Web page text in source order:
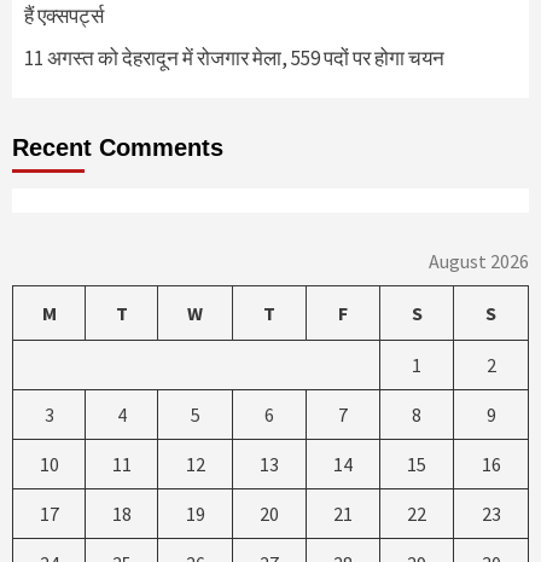
हैं एक्सपर्ट्स
11 अगस्त को देहरादून में रोजगार मेला, 559 पदों पर होगा चयन
Recent Comments
August 2026
M T W T F S S
1 2
3 4 5 6 7 8 9
10 11 12 13 14 15 16
17 18 19 20 21 22 23